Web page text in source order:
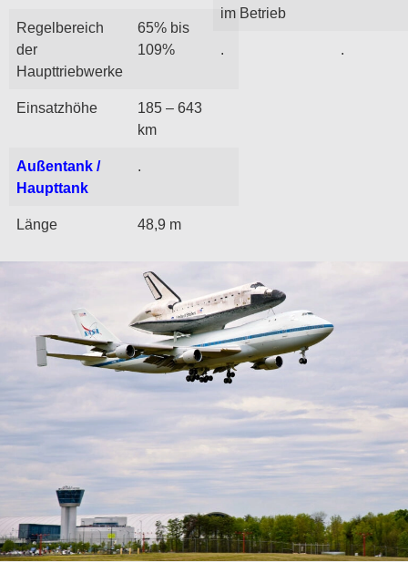
Regelbereich
der
Haupttriebwerke
65% bis
109%
Einsatzhöhe
185 – 643
km
Außentank /
Haupttank
.
Länge 48,9 m
im Betrieb
. .